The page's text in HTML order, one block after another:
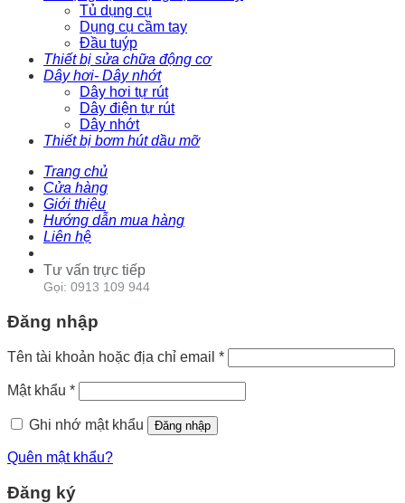
Tủ dụng cụ
Dụng cụ cầm tay
Đầu tuýp
Thiết bị sửa chữa động cơ
Dây hơi- Dây nhớt
Dây hơi tự rút
Dây điện tự rút
Dây nhớt
Thiết bị bơm hút dầu mỡ
Trang chủ
Cửa hàng
Giới thiệu
Hướng dẫn mua hàng
Liên hệ
Tư vấn trực tiếp
Gọi: 0913 109 944
Đăng nhập
Tên tài khoản hoặc địa chỉ email *
Mật khẩu *
Ghi nhớ mật khẩu Đăng nhập
Quên mật khẩu?
Đăng ký